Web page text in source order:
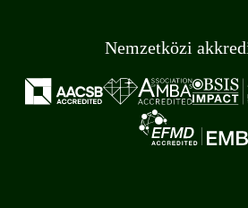
Nemzetközi